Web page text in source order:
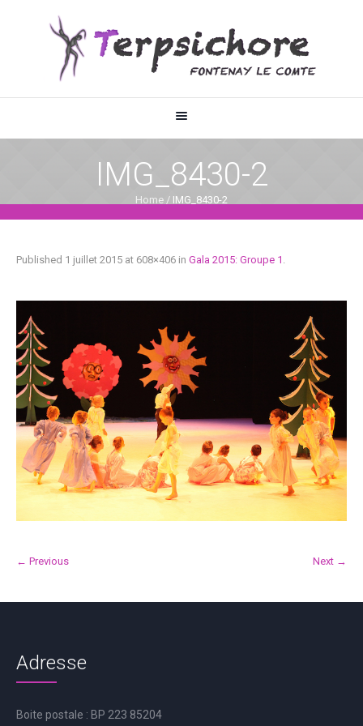
IMG_8430-2
Home / IMG_8430-2
Published 1 juillet 2015 at 608×406 in Gala 2015: Groupe 1 .
← Previous Next →
Adresse
Boite postale : BP 223 85204